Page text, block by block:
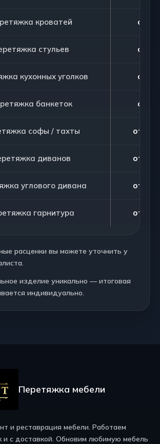
кроватей от
стульев от
кухонных уголков от
банкеток от
софы / тахты от 105
диванов от 105
углового дивана от 180
гарнитура от 195
расценки вы можете уточнить у
изделие уникально — итоговая
индивидуально.
Перетяжка мебели
и реставрация мебели. Работаем
и с доставкой. Обновим любимую мебель